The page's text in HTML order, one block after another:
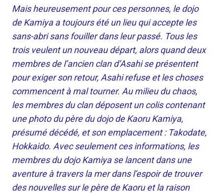
Mais heureusement pour ces personnes, le dojo
de Kamiya a toujours été un lieu qui accepte les
sans-abri sans fouiller dans leur passé. Tous les
trois veulent un nouveau départ, alors quand deux
membres de l’ancien clan d’Asahi se présentent
pour exiger son retour, Asahi refuse et les choses
commencent à mal tourner. Au milieu du chaos,
les membres du clan déposent un colis contenant
une photo du père du dojo de Kaoru Kamiya,
présumé décédé, et son emplacement : Takodate,
Hokkaido. Avec seulement ces informations, les
membres du dojo Kamiya se lancent dans une
aventure à travers la mer dans l’espoir de trouver
des nouvelles sur le père de Kaoru et la raison